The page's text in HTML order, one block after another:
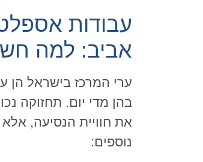
עבודות
אביב: למה
ערי המרכז בישראל הן
בהן מדי יום. תחזוקה
את חוויית הנסיעה,
נוספים: